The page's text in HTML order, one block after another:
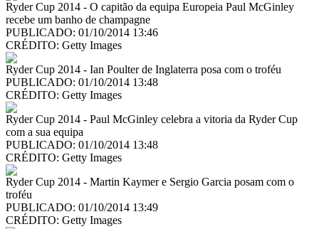
Ryder Cup 2014 - O capitão da equipa Europeia Paul McGinley
recebe um banho de champagne
PUBLICADO: 01/10/2014 13:46
CRÉDITO: Getty Images
Ryder Cup 2014 - Ian Poulter de Inglaterra posa com o troféu
PUBLICADO: 01/10/2014 13:48
CRÉDITO: Getty Images
Ryder Cup 2014 - Paul McGinley celebra a vitoria da Ryder Cup
com a sua equipa
PUBLICADO: 01/10/2014 13:48
CRÉDITO: Getty Images
Ryder Cup 2014 - Martin Kaymer e Sergio Garcia posam com o
troféu
PUBLICADO: 01/10/2014 13:49
CRÉDITO: Getty Images